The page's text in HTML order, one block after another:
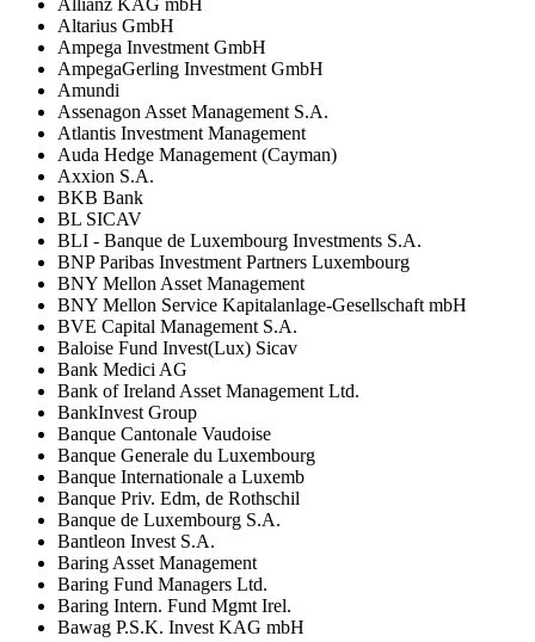
Allianz KAG mbH
Altarius GmbH
Ampega Investment GmbH
AmpegaGerling Investment GmbH
Amundi
Assenagon Asset Management S.A.
Atlantis Investment Management
Auda Hedge Management (Cayman)
Axxion S.A.
BKB Bank
BL SICAV
BLI - Banque de Luxembourg Investments S.A.
BNP Paribas Investment Partners Luxembourg
BNY Mellon Asset Management
BNY Mellon Service Kapitalanlage-Gesellschaft mbH
BVE Capital Management S.A.
Baloise Fund Invest(Lux) Sicav
Bank Medici AG
Bank of Ireland Asset Management Ltd.
BankInvest Group
Banque Cantonale Vaudoise
Banque Generale du Luxembourg
Banque Internationale a Luxemb
Banque Priv. Edm, de Rothschil
Banque de Luxembourg S.A.
Bantleon Invest S.A.
Baring Asset Management
Baring Fund Managers Ltd.
Baring Intern. Fund Mgmt Irel.
Bawag P.S.K. Invest KAG mbH